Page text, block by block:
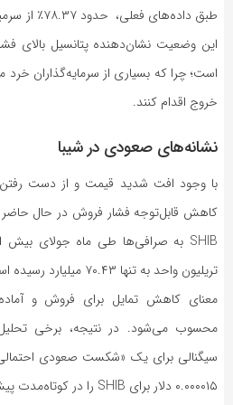
طبق داده‌های
این وضعیت نشان‌دهنده پتانسیل
است؛ چرا که بسیاری از سرمایه‌گذاران
خروج اقدام کنند.
نشانه‌های صعودی در شیبا
با وجود افت شدید قیمت و از دست رفتن
کاهش قابل‌توجه فشار فروش در حال حاضر
تریلیون واحد به تنها
محسوب می‌شود. در نتیجه، برخی
سیگنالی برای یک «شکست صعودی
۰.۰۰۰۰۱۵ دلار برای SHIB را در کوتاه‌مدت پیش‌بینی کرده‌اند.